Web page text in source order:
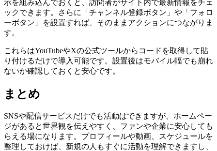
示を組み込んでおくと、訪問者がサイト内で最新情報をチェ
ックできます。さらに「チャンネル登録ボタン」や「フォロ
ーボタン」を設置すれば、そのままアクションにつながりま
す。
これらはYouTubeやXの公式ツールからコードを取得して貼
り付けるだけで導入可能です。設置後はモバイル幅でも崩れ
ないか確認しておくと安心です。
まとめ
SNSや配信サービスだけでも活動はできますが、ホームペー
ジがあると世界観を伝えやすく、ファンや企業に安心しても
らえる場になります。プロフィールや動画、スケジュールを
整理しておけば、新規の人もすぐに活動を理解できますし、